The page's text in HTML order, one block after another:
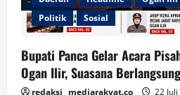
2026
Politik
Sosial
Bupati Panca Gelar Acara
Ogan Ilir, Suasana
redaksi_ mediarakyat.co 22